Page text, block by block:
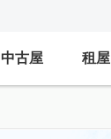
中古屋 租屋